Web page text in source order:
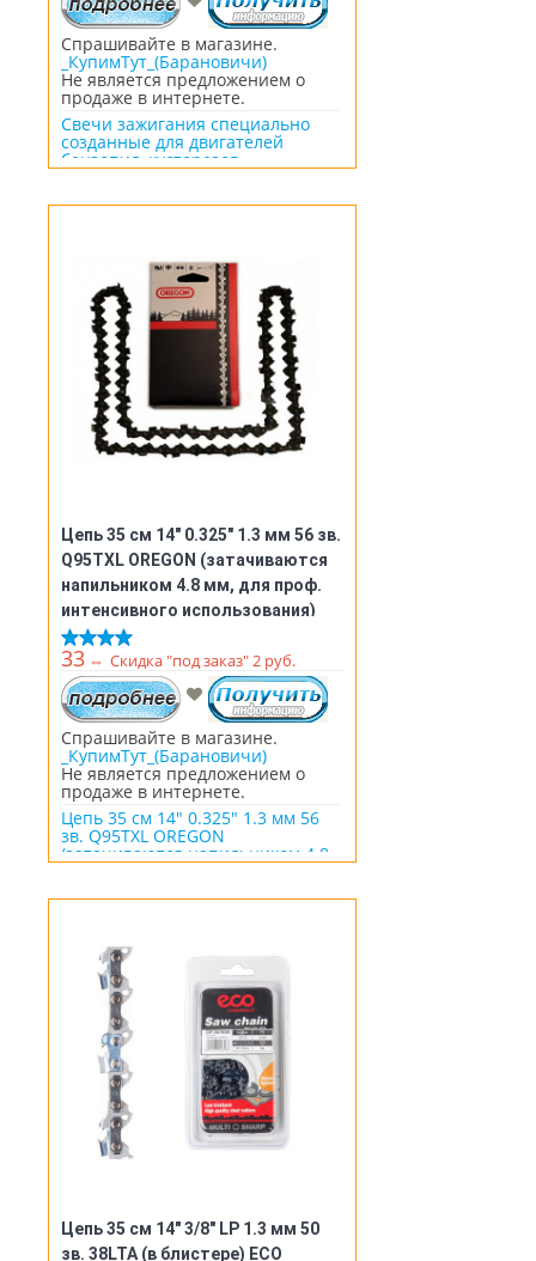
Спрашивайте в магазине.
_КупимТут_(Барановичи)
Не является предложением о
продаже в интернете.
Свечи зажигания специально
созданные для двигателей
бензопил, кусторезов,
Цепь 35 см 14" 0.325" 1.3 мм 56 зв.
Q95TXL OREGON (затачиваются
напильником 4.8 мм, для проф.
интенсивного использования)
33 ⇔ Скидка "под заказ" 2 руб.
Спрашивайте в магазине.
_КупимТут_(Барановичи)
Не является предложением о
продаже в интернете.
Цепь 35 см 14" 0.325" 1.3 мм 56
зв. Q95TXL OREGON
(затачиваются напильником 4.8
Цепь 35 см 14" 3/8" LP 1.3 мм 50
зв. 38LTA (в блистере) ECO